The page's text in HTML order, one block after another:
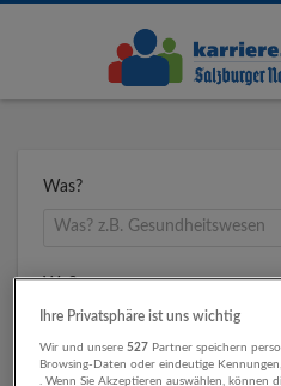
Was?
Wo?
Umkreis
Ihre Privatsphäre ist uns wichtig
Wir und unsere527 Partner speichern
Browsing-Daten oder eindeutige
. Wenn Sie Akzeptieren auswählen, können